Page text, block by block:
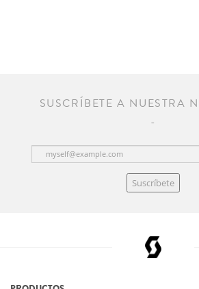
SUSCRÍBETE A NUESTRA
Suscríbete